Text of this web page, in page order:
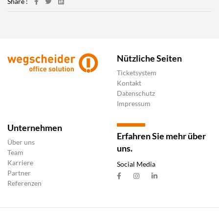
Nützliche Seiten
Ticketsystem
Kontakt
Datenschutz
Impressum
Unternehmen
Über uns
Team
Karriere
Partner
Referenzen
Erfahren Sie mehr über
uns.
Social Media